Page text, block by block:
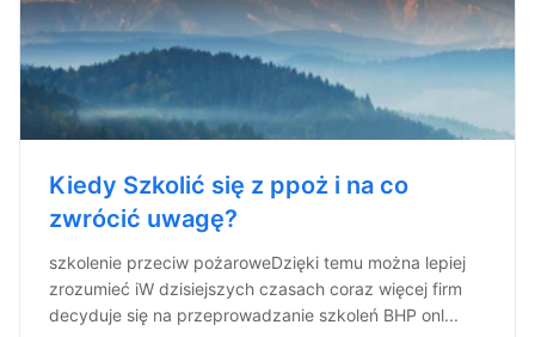
Kiedy Szkolić się z ppoż i na co
zwrócić uwagę?
szkolenie przeciw pożaroweDzięki temu można lepiej
zrozumieć iW dzisiejszych czasach coraz więcej firm
decyduje się na przeprowadzanie szkoleń BHP onl...